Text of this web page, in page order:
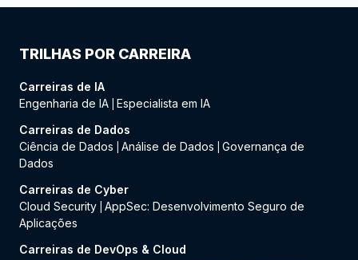
TRILHAS POR CARREIRA
Carreiras de IA
Engenharia de IA Especialista em IA
Carreiras de Dados
Ciência de Dados
Análise de Dados
Governança de
Dados
Carreiras de Cyber
Cloud Security AppSec: Desenvolvimento Seguro de
Aplicações
Carreiras de DevOps & Cloud